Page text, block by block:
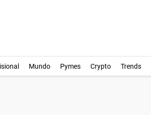
Mundo Pymes Crypto Trends